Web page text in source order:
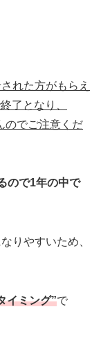
れた方がもらえ
了となり、
のでご注意くだ
ので1年の中で
りやすいため、
イミング”で